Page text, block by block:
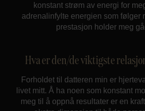
konstant strøm av energi for
adrenalinfylte energien som følger
prestasjon holder meg
Hva er den/de viktigste
Forholdet til datteren min er
livet mitt. Å ha noen som konstant
meg til å oppnå resultater er en